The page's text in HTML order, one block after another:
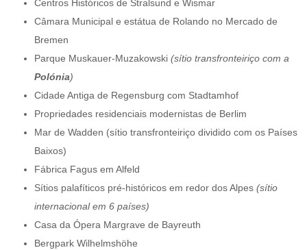
Centros Históricos de Stralsund e Wismar
Câmara Municipal e estátua de Rolando no Mercado de
Bremen
Parque Muskauer-Muzakowski (sítio transfronteiriço com a
Polónia)
Cidade Antiga de Regensburg com Stadtamhof
Propriedades residenciais modernistas de Berlim
Mar de Wadden (sítio transfronteiriço dividido com os Países
Baixos)
Fábrica Fagus em Alfeld
Sítios palafíticos pré-históricos em redor dos Alpes (sítio
internacional em 6 países)
Casa da Ópera Margrave de Bayreuth
Bergpark Wilhelmshöhe